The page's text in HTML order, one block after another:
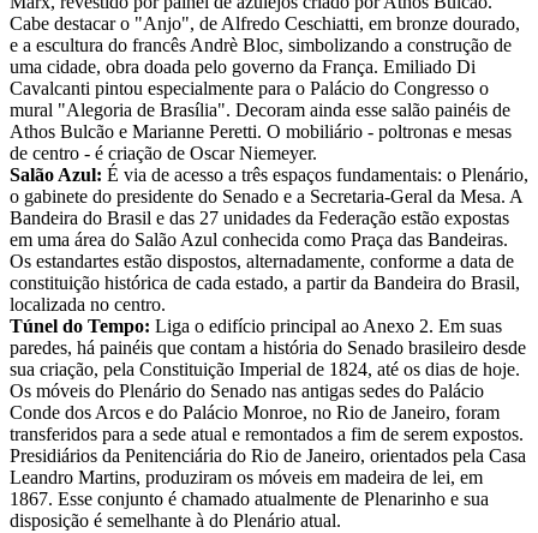
Cabe destacar o "Anjo", de Alfredo Ceschiatti, em bronze dourado,
e a escultura do francês Andrè Bloc, simbolizando a construção de
uma cidade, obra doada pelo governo da França. Emiliado Di
Cavalcanti pintou especialmente para o Palácio do Congresso o
mural "Alegoria de Brasília". Decoram ainda esse salão painéis de
Athos Bulcão e Marianne Peretti. O mobiliário - poltronas e mesas
de centro - é criação de Oscar Niemeyer.
Salão Azul: É via de acesso a três espaços fundamentais: o Plenário,
o gabinete do presidente do Senado e a Secretaria-Geral da Mesa. A
Bandeira do Brasil e das 27 unidades da Federação estão expostas
em uma área do Salão Azul conhecida como Praça das Bandeiras.
Os estandartes estão dispostos, alternadamente, conforme a data de
constituição histórica de cada estado, a partir da Bandeira do Brasil,
localizada no centro.
Túnel do Tempo: Liga o edifício principal ao Anexo 2. Em suas
paredes, há painéis que contam a história do Senado brasileiro desde
sua criação, pela Constituição Imperial de 1824, até os dias de hoje.
Os móveis do Plenário do Senado nas antigas sedes do Palácio
Conde dos Arcos e do Palácio Monroe, no Rio de Janeiro, foram
transferidos para a sede atual e remontados a fim de serem expostos.
Presidiários da Penitenciária do Rio de Janeiro, orientados pela Casa
Leandro Martins, produziram os móveis em madeira de lei, em
1867. Esse conjunto é chamado atualmente de Plenarinho e sua
disposição é semelhante à do Plenário atual.